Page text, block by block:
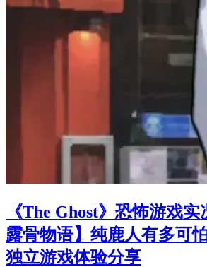
《The Ghost》恐怖游戏
露骨物语】纯鹿人有多可
独立游戏体验分享